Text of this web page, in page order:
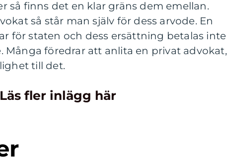
så finns det en klar gräns dem emellan.
så står man själv för dess arvode. En
för staten och dess ersättning betalas inte
Många föredrar att anlita en privat advokat,
till det.
Läs fler inlägg här